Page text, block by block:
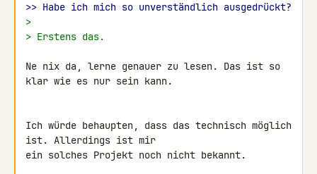
>> Habe ich mich so unverständlich ausgedrückt?
>
> Erstens das.
Ne nix da, lerne genauer zu lesen. Das ist so
klar wie es nur sein kann.
Ich würde behaupten, dass das technisch möglich
ist. Allerdings ist mir
ein solches Projekt noch nicht bekannt.